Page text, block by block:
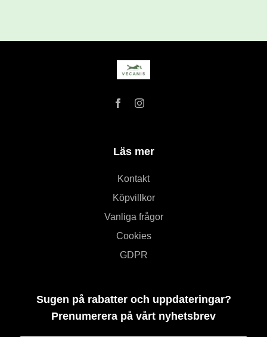
Läs mer
Kontakt
Köpvillkor
Vanliga frågor
Cookies
GDPR
Sugen på rabatter och uppdateringar?
Prenumerera på vårt nyhetsbrev